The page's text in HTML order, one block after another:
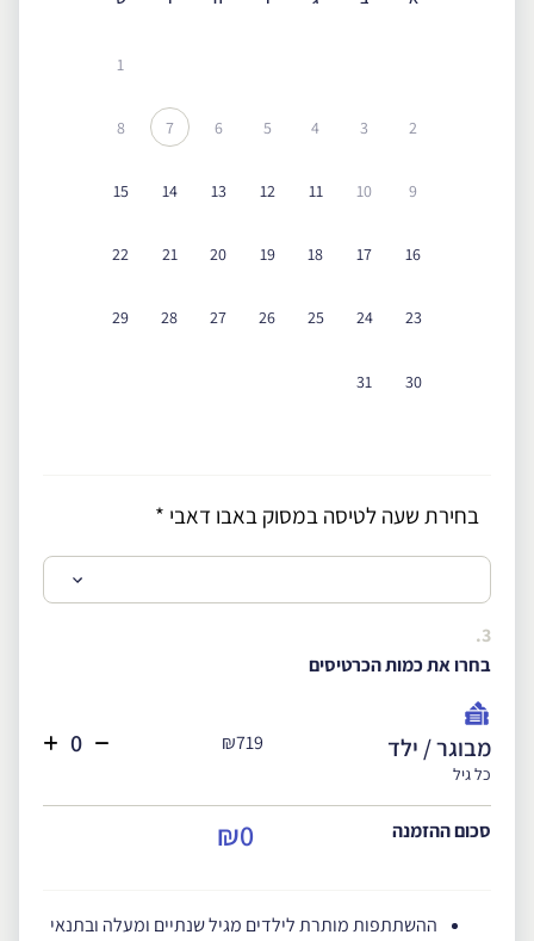
1
2
3
4
5
6
7
8
9
10
11
12
13
14
15
16
17
18
19
20
21
22
23
24
25
26
27
28
29
30
31
בחירת שעה לטיסה במסוק באבו דאבי *
3.
בחרו את כמות הכרטיסים
מבוגר / ילד
כל גיל
₪719
סכום ההזמנה ₪0
ההשתתפות מותרת לילדים מגיל שנתיים ומעלה ובתנאי